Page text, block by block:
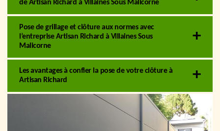
de Artisan Richard à Villaines Sous Malicorne
Pose de grillage et clôture aux normes avec
l’entreprise Artisan Richard à Villaines Sous
Malicorne
Les avantages à confier la pose de votre clôture à
Artisan Richard